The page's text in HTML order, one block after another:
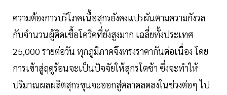
ความต้องการบริโภคเนื้อสุกรยังคงแปรผันตามความกังวล
กับจำนวนผู้ติดเชื้อโควิคที่ยังสูงมาก เฉลี่ยทั้งประเทศ
25,000 รายต่อวัน ทุกภูมิภาคจึงทรงราคากันต่อเนื่อง โดย
การเข้าสู่ฤดูร้อนจะเป็นปัจจัยให้สุกรโตช้า ซึ่งจะทำให้
ปริมาณผลผลิตสุกรขุนจะออกสู่ตลาดลดลงในช่วงต่อๆ ไป